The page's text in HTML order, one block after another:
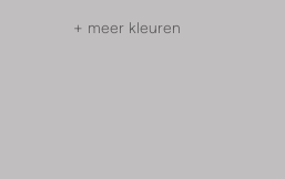
+ meer kleuren